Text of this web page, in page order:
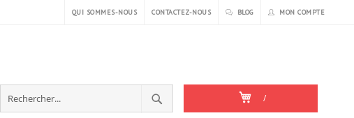
QUI SOMMES-NOUS CONTACTEZ-NOUS BLOG MON COMPTE
Rechercher
RECHERCHER /